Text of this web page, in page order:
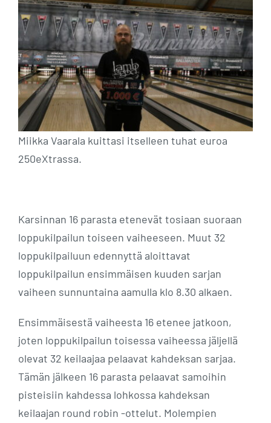
Miikka Vaarala kuittasi itselleen tuhat euroa
250eXtrassa.
Karsinnan 16 parasta etenevät tosiaan suoraan
loppukilpailun toiseen vaiheeseen. Muut 32
loppukilpailuun edennyttä aloittavat
loppukilpailun ensimmäisen kuuden sarjan
vaiheen sunnuntaina aamulla klo 8.30 alkaen.
Ensimmäisestä vaiheesta 16 etenee jatkoon,
joten loppukilpailun toisessa vaiheessa jäljellä
olevat 32 keilaajaa pelaavat kahdeksan sarjaa.
Tämän jälkeen 16 parasta pelaavat samoihin
pisteisiin kahdessa lohkossa kahdeksan
keilaajan round robin -ottelut. Molempien